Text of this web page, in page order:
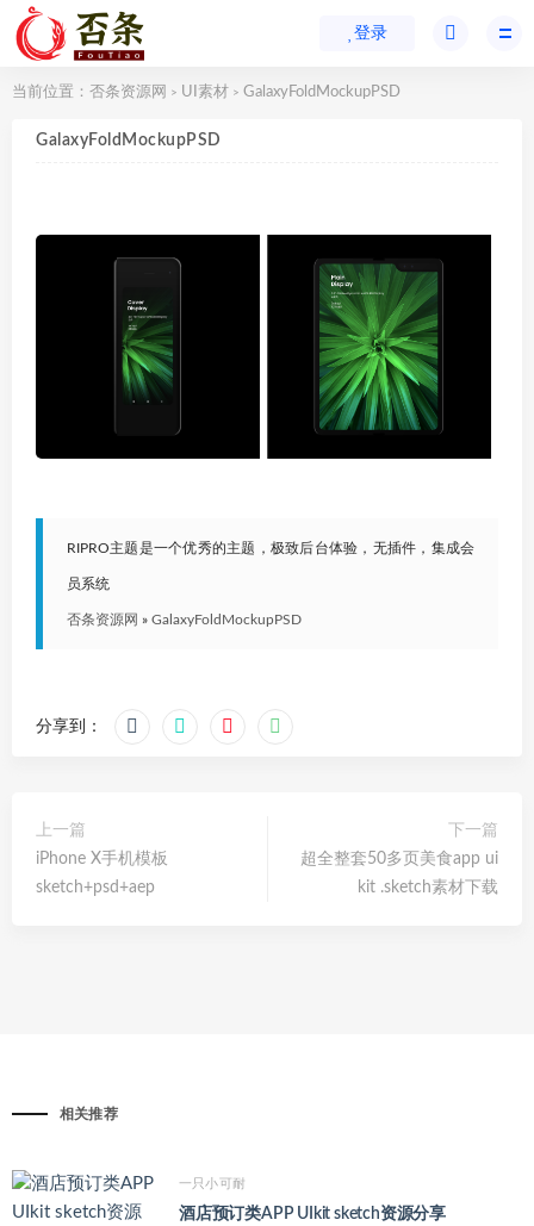
登录
当前位置： 否条资源网 > UI素材 > GalaxyFoldMockupPSD
GalaxyFoldMockupPSD
RIPRO主题是一个优秀的主题，极致后台体验，无插件，集成会
员系统
否条资源网 » GalaxyFoldMockupPSD
分享到：
上一篇
iPhone X手机模板
sketch+psd+aep
下一篇
超全整套50多页美食app ui
kit .sketch素材下载
相关推荐
一只小可耐
酒店预订类APP UIkit sketch资源分享